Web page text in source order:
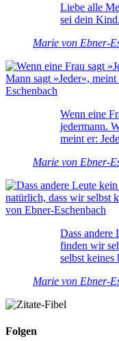
Liebe alle
sei dein Kind.
Marie von Ebner-
Wenn eine
jedermann.
meint er:
Marie von Ebner-
Dass andere
finden wir
selbst keines
Marie von Ebner-
Folgen